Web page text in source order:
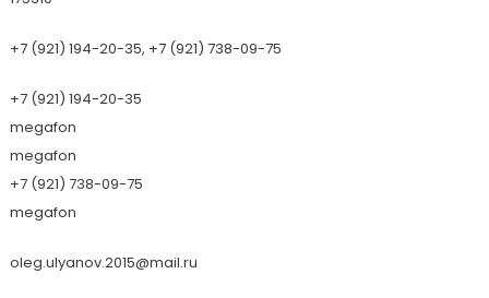
+7 (921) 194-20-35, +7 (921) 738-09-75
+7 (921) 194-20-35
megafon
megafon
+7 (921) 738-09-75
megafon
oleg.ulyanov.2015@mail.ru